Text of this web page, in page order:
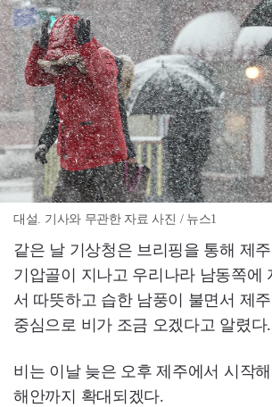
대설. 기사와 무관한 자료 사진 / 뉴스1
같은 날 기상청은 브리핑을 통해 제
기압골이 지나고 우리나라 남동쪽에
서 따뜻하고 습한 남풍이 불면서 제
중심으로 비가 조금 오겠다고 알렸다.
비는 이날 늦은 오후 제주에서 시작
해안까지 확대되겠다.